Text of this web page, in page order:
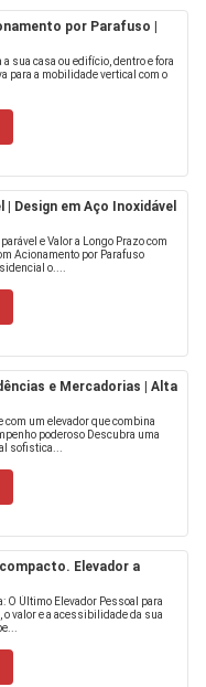
por Parafuso |
sua casa ou edifício, dentro e fora
para a mobilidade vertical com o
Design em Aço Inoxidável
e Valor a Longo Prazo com
Acionamento por Parafuso
o....
e Mercadorias | Alta
um elevador que combina
poderoso Descubra uma
sofistica...
Elevador a
O Último Elevador Pessoal para
o valor e a acessibilidade da sua